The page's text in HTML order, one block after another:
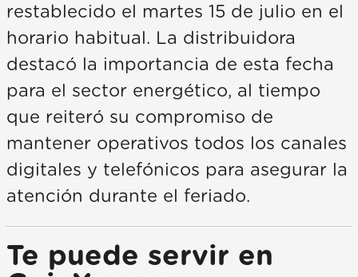
restablecido el martes 15 de julio en el
horario habitual. La distribuidora
destacó la importancia de esta fecha
para el sector energético, al tiempo
que reiteró su compromiso de
mantener operativos todos los canales
digitales y telefónicos para asegurar la
atención durante el feriado.
Te puede servir en